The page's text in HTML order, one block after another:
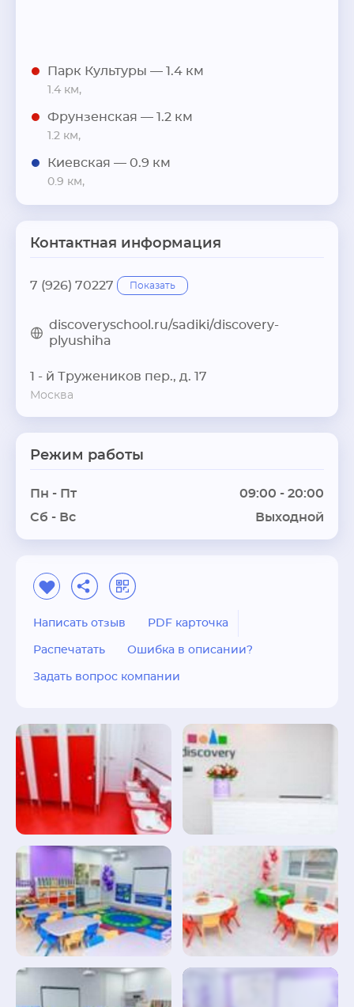
Парк Культуры — 1.4 км
1.4 км,
Фрунзенская — 1.2 км
1.2 км,
Киевская — 0.9 км
0.9 км,
Контактная информация
7 (926) 70227 Показать
discoveryschool.ru/sadiki/discovery-
plyushiha
1 - й Тружеников пер., д. 17
Москва
Режим работы
Пн - Пт
09:00 - 20:00
Сб - Вс
Выходной
Написать отзыв PDF карточка
Распечатать Ошибка в описании?
Задать вопрос компании